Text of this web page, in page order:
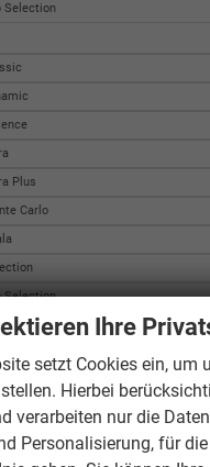
Selection
Plus
Carlo
Selection
Combi
Combi
Ihre
setzt Cookies ein, um
Hierbei
verarbeiten nur die
Personalisierung, für